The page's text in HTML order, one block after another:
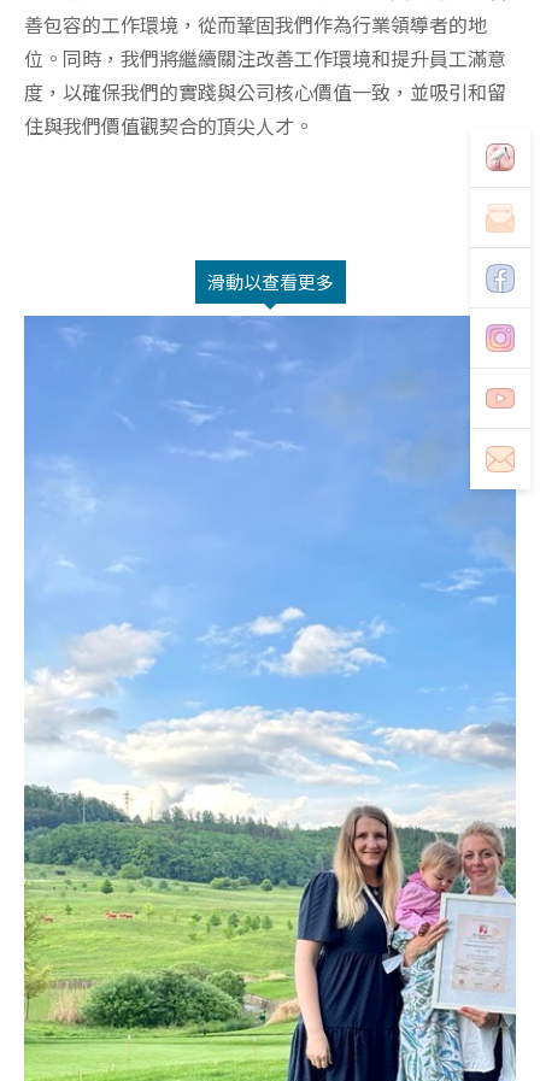
善包容的工作環境，從而鞏固我們作為行業領導者的地
位。同時，我們將繼續關注改善工作環境和提升員工滿意
度，以確保我們的實踐與公司核心價值一致，並吸引和留
住與我們價值觀契合的頂尖人才。
滑動以查看更多